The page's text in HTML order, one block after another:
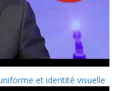
et identité visuelle